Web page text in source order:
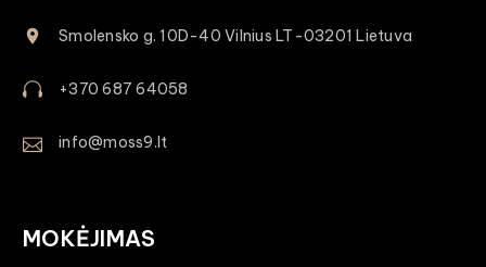
Smolensko g. 10D-40 Vilnius LT-03201 Lietuva
+370 687 64058
info@moss9.lt
MOKĖJIMAS